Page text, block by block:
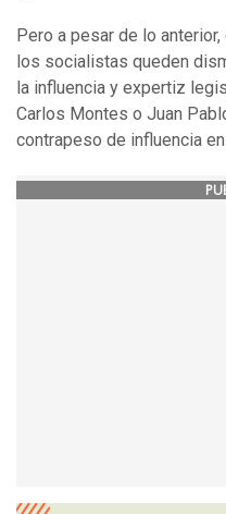
Pero a pesar de lo
los socialistas queden
la influencia y expertiz
Carlos Montes o Juan
contrapeso de influencia